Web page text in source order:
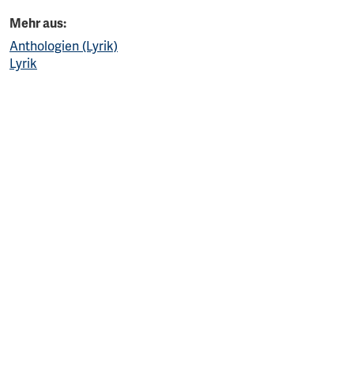
Mehr aus:
Anthologien (Lyrik)
Lyrik